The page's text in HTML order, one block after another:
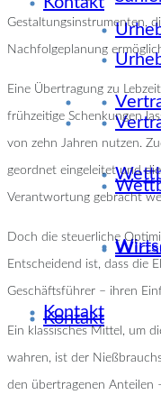
Kontakt
Kontakt
Gestaltungsinstrumenten,
Nachfolgeplanung
Eine Übertragung zu
frühzeitige Schenkungen
von zehn Jahren nutzen.
geordnet eingeleitet und
Verantwortung gebracht
Doch die steuerliche
Entscheidend ist, dass die
Geschäftsführer – ihren
Ein klassisches Mittel, um
wahren, ist der
den übertragenen Anteilen